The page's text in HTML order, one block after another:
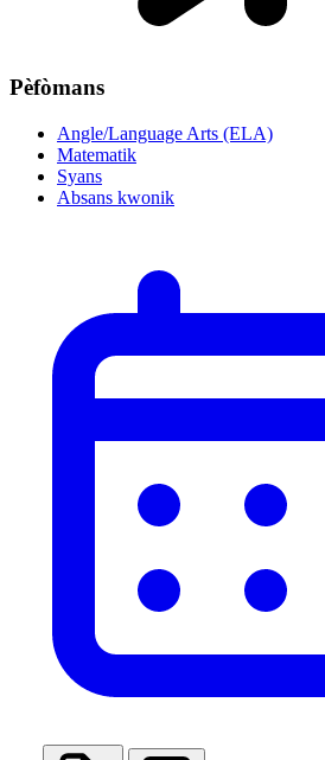
Pèfòmans
Angle/Language Arts (ELA)
Matematik
Syans
Absans kwonik